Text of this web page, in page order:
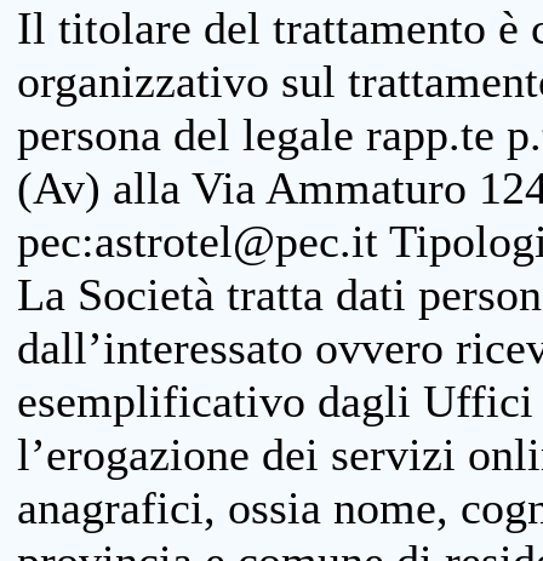
Il titolare del trattamento è
organizzativo sul
persona del legale rapp.te
(Av) alla Via Ammaturo
pec:astrotel@pec.it
La Società tratta dati
dall’interessato ovvero
esemplificativo dagli
l’erogazione dei servizi
anagrafici, ossia nome,